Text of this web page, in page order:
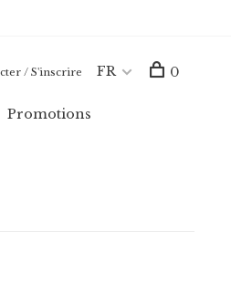
Promotions
/ S'inscrire FR 0